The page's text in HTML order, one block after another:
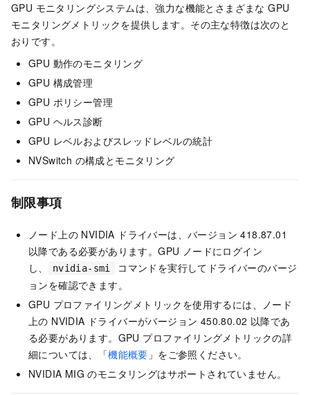
GPU モニタリングシステムは、強力な機能とさまざまな GPU
モニタリングメトリックを提供します。その主な特徴は次のと
おりです。
GPU 動作のモニタリング
GPU 構成管理
GPU ポリシー管理
GPU ヘルス診断
GPU レベルおよびスレッドレベルの統計
NVSwitch の構成とモニタリング
制限事項
ノード上の NVIDIA ドライバーは、バージョン 418.87.01
以降である必要があります。GPU ノードにログイン
し、
nvidia-smi
コマンドを実行してドライバーのバージ
ョンを確認できます。
GPU プロファイリングメトリックを使用するには、ノード
上の NVIDIA ドライバーがバージョン 450.80.02 以降であ
る必要があります。GPU プロファイリングメトリックの詳
細については、「機能概要 」をご参照ください。
NVIDIA MIG のモニタリングはサポートされていません。